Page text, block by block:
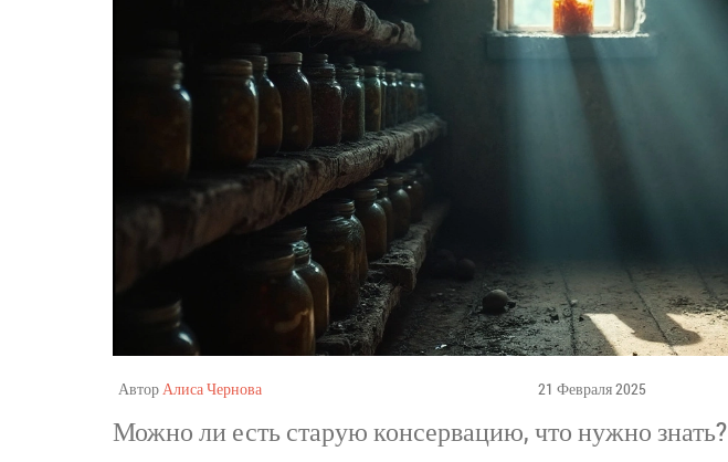
АвторАлиса Чернова 21 Февраля 2025
Можно ли есть старую консервацию, что нужно знать?